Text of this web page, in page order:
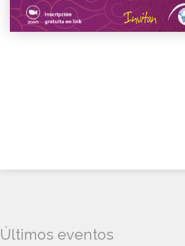
Últimos eventos